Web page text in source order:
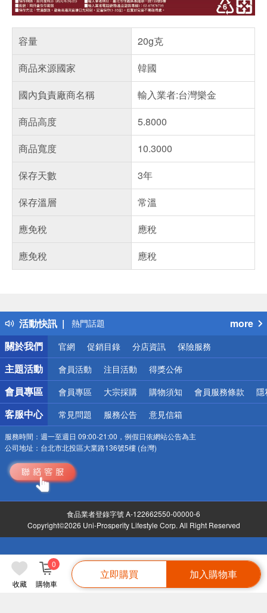
收藏 購物車
0
立即購買 加入購物車
容量
20g克
商品來源國家
韓國
國內負責廠商名稱
輸入業者:台灣樂金
商品高度
5.8000
商品寬度
10.3000
保存天數
3年
保存溫層
常溫
應免稅
應稅
應免稅
應稅
活動快訊
得獎公告
熱門話題
銀行優惠
偏遠地區配送
詐騙網頁！請小心！
more
關於我們
官網 促銷目錄 分店資訊 保險服務
主題活動 會員活動 注目活動 得獎公佈
會員專區 會員專區 大宗採購 購物須知 會員服務條款 隱
客服中心 常見問題 服務公告 意見信箱
服務時間： 週一至週日 09:00-21:00，例假日依網站公告為主
公司地址： 台北市北投區大業路136號5樓 (台灣)
食品業者登錄字號 A-122662550-00000-6
Copyright©2026 Uni-Prosperity Lifestyle Corp. All Right Reserved